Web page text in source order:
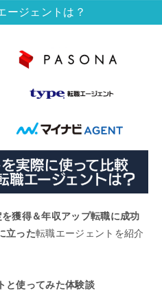
ージェントは？
獲得＆年収アップ転職に成功
立った転職エージェントを紹介
と使ってみた体験談